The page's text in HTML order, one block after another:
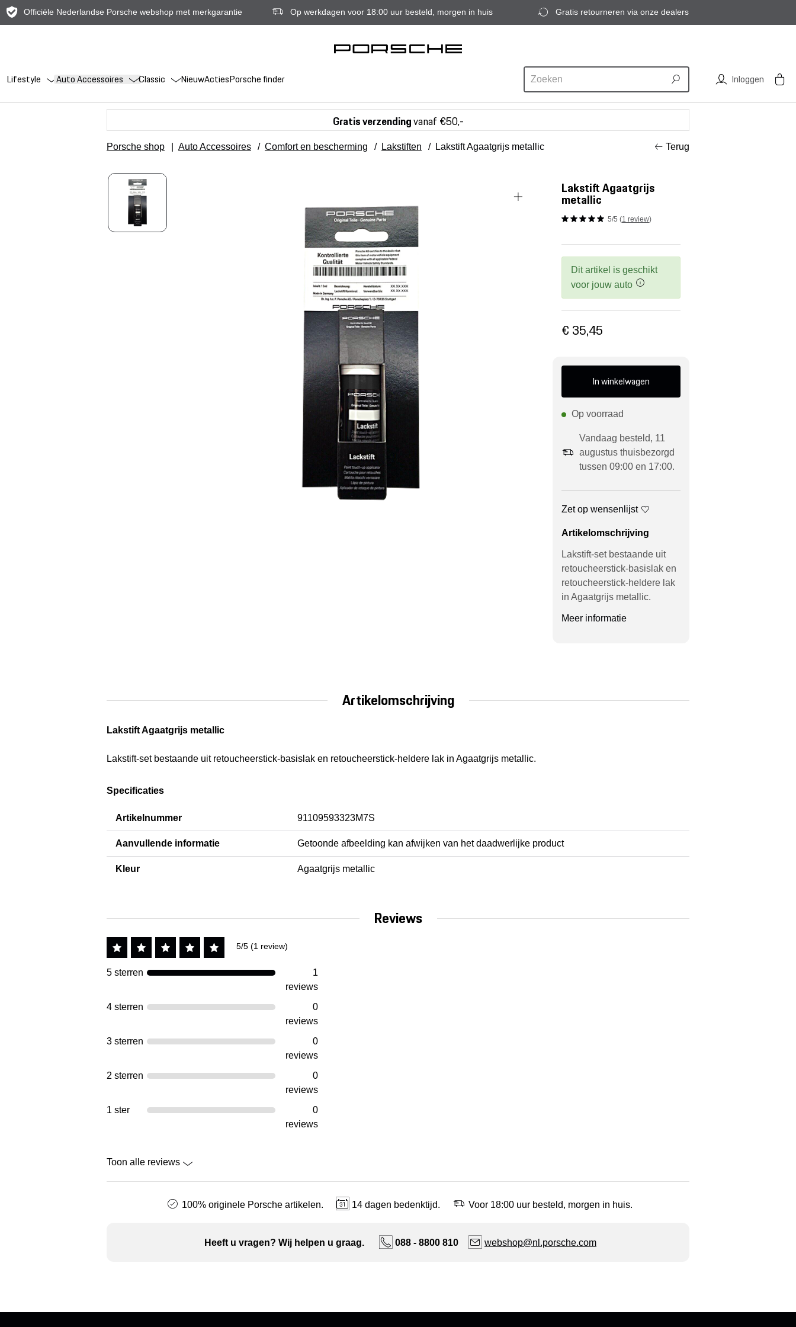
Officiële Nederlandse Porsche webshop met merkgarantie Op werkdagen voor 18:00 uur besteld, morgen in huis Gratis retourneren via onze dealers
Lifestyle Auto Accessoires Classic NieuwActiesPorsche finder Inloggen
Gratis verzendingvanaf €50,-
Porsche shop Auto Accessoires / Comfort en bescherming / Lakstiften / Lakstift Agaatgrijs metallic Terug
Lakstift Agaatgrijs
metallic
5/5 (1 review)
Dit artikel is geschikt
voor jouw auto
€ 35,45
In winkelwagen
Op voorraad
Vandaag besteld, 11
augustus thuisbezorgd
tussen 09:00 en 17:00.
Zet op wensenlijst
Artikelomschrijving
Lakstift-set bestaande uit
retoucheerstick-basislak en
retoucheerstick-heldere lak
in Agaatgrijs metallic.
Meer informatie
Artikelomschrijving
Lakstift Agaatgrijs metallic
Lakstift-set bestaande uit retoucheerstick-basislak en retoucheerstick-heldere lak in Agaatgrijs metallic.
Specificaties
Artikelnummer 91109593323M7S
Aanvullende informatie Getoonde afbeelding kan afwijken van het daadwerlijke product
Kleur Agaatgrijs metallic
Reviews
5/5 (1 review)
5 sterren
1
reviews
4 sterren
0
reviews
3 sterren
0
reviews
2 sterren
0
reviews
1 ster
0
reviews
Toon alle reviews
100% originele Porsche artikelen. 14 dagen bedenktijd. Voor 18:00 uur besteld, morgen in huis.
Heeft u vragen? Wij helpen u graag. 088 - 8800 810 webshop@nl.porsche.com